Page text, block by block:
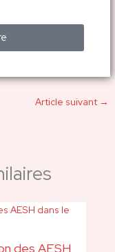
Article suivant →
des AESH